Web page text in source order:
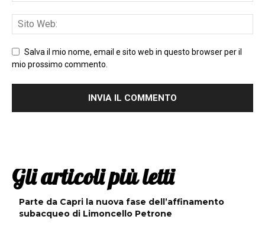
Salva il mio nome, email e sito web in questo browser per il
mio prossimo commento.
Gli articoli più letti
Parte da Capri la nuova fase dell’affinamento
subacqueo di Limoncello Petrone